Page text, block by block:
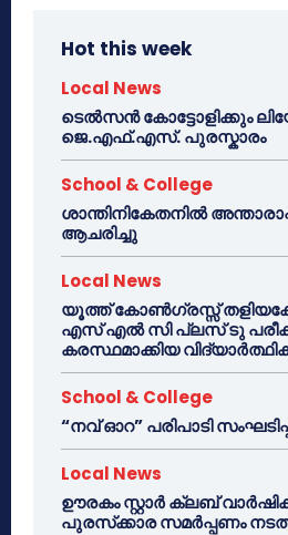
Hot this week
Local News
ടെൽസൻ കോട്ടോളിക്കും
ജെ.എഫ്.എസ്. പുരസ്കാരം
School & College
ശാന്തിനികേതനിൽ
ആചരിച്ചു
Local News
യൂത്ത് കോൺഗ്രസ്സ്
എസ് എൽ സി പ്ലസ് ടു
കരസ്ഥമാക്കിയ
School & College
“നവ് ഓറ” പരിപാടി
Local News
ഊരകം സ്റ്റാർ ക്ലബ്
പുരസ്‌ക്കാര സമർപ്പണം